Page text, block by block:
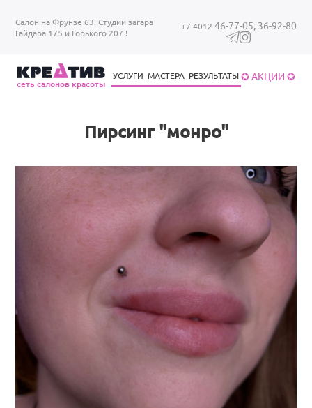
Салон на Фрунзе 63. Студии загара
Гайдара 175 и Горького 207 !
+7 4012 46-77-05, 36-92-80
cеть салонов красоты
УСЛУГИ МАСТЕРА РЕЗУЛЬТАТЫ✪ АКЦИИ ✪
Пирсинг "монро"